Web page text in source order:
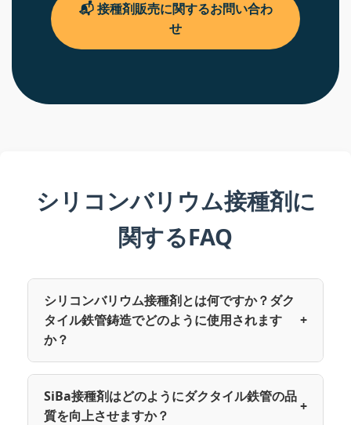
📬 接種剤販売に関するお問い合わ
せ
シリコンバリウム接種剤に
関するFAQ
シリコンバリウム接種剤とは何ですか？ダク
タイル鉄管鋳造でどのように使用されます
か？
+
SiBa接種剤はどのようにダクタイル鉄管の品
質を向上させますか？
+